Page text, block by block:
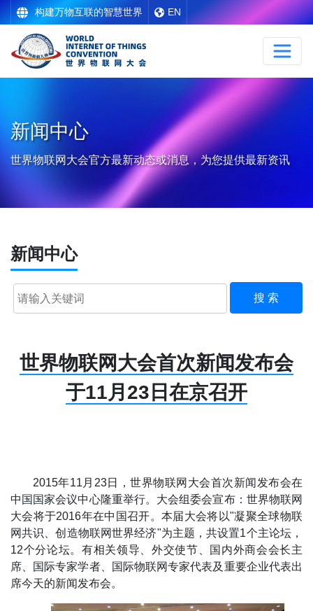
构建万物互联的智慧世界 EN
新闻中心
世界物联网大会官方最新动态或消息，为您提供最新资讯
新闻中心
搜 索
世界物联网大会首次新闻发布会
于11月23日在京召开
2015年11月23日，世界物联网大会首次新闻发布会在
中国国家会议中心隆重举行。大会组委会宣布：世界物联网
大会将于2016年在中国召开。本届大会将以"凝聚全球物联
网共识、创造物联网世界经济"为主题，共设置1个主论坛，
12个分论坛。有相关领导、外交使节、国内外商会会长主
席、国际专家学者、国际物联网专家代表及重要企业代表出
席今天的新闻发布会。